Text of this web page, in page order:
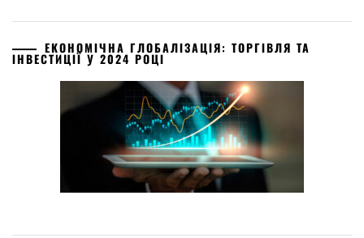
ЕКОНОМІЧНА ГЛОБАЛІЗАЦІЯ: ТОРГІВЛЯ ТА
ІНВЕСТИЦІЇ У 2024 РОЦІ